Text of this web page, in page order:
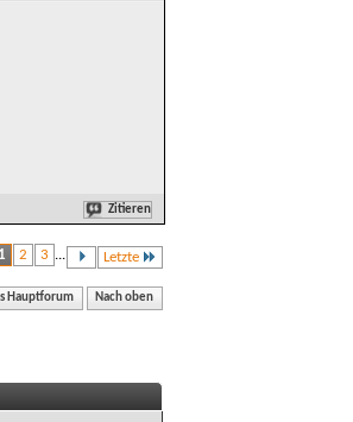
Zitieren
1 2 3 ... Letzte
Hauptforum Nach oben